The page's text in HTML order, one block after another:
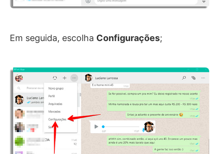
Em seguida, escolha Configurações;